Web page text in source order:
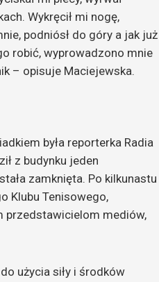
Wykręcił mi nogę,
podniósł do góry a jak już
robić, wyprowadzono mnie
– opisuje Maciejewska.
była reporterka Radia
z budynku jeden
zamknięta. Po kilkunastu
Klubu Tenisowego,
przedstawicielom mediów,
użycia siły i środków